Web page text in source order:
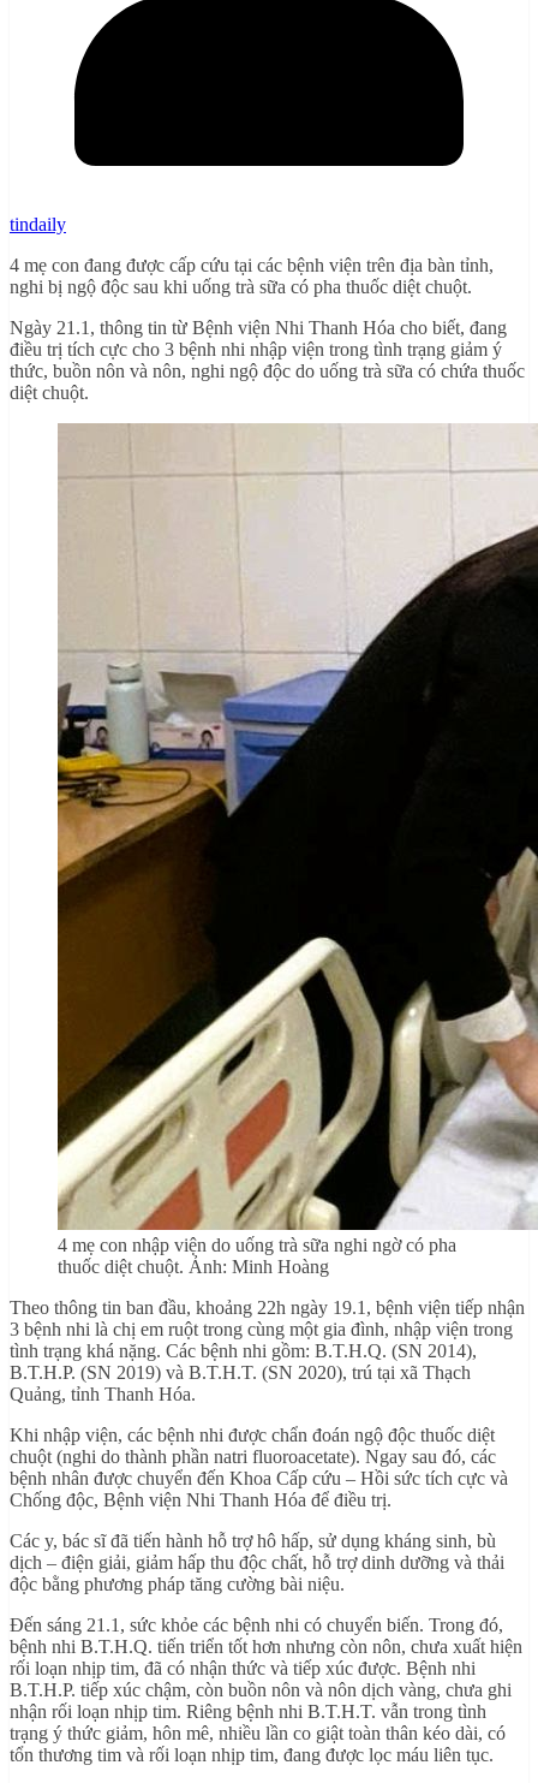
tindaily
4 mẹ con đang được cấp cứu tại các bệnh viện trên địa bàn tỉnh,
nghi bị ngộ độc sau khi uống trà sữa có pha thuốc diệt chuột.
Ngày 21.1, thông tin từ Bệnh viện Nhi Thanh Hóa cho biết, đang
điều trị tích cực cho 3 bệnh nhi nhập viện trong tình trạng giảm ý
thức, buồn nôn và nôn, nghi ngộ độc do uống trà sữa có chứa thuốc
diệt chuột.
4 mẹ con nhập viện do uống trà sữa nghi ngờ có pha
thuốc diệt chuột. Ảnh: Minh Hoàng
Theo thông tin ban đầu, khoảng 22h ngày 19.1, bệnh viện tiếp nhận
3 bệnh nhi là chị em ruột trong cùng một gia đình, nhập viện trong
tình trạng khá nặng. Các bệnh nhi gồm: B.T.H.Q. (SN 2014),
B.T.H.P. (SN 2019) và B.T.H.T. (SN 2020), trú tại xã Thạch
Quảng, tỉnh Thanh Hóa.
Khi nhập viện, các bệnh nhi được chẩn đoán ngộ độc thuốc diệt
chuột (nghi do thành phần natri fluoroacetate). Ngay sau đó, các
bệnh nhân được chuyển đến Khoa Cấp cứu – Hồi sức tích cực và
Chống độc, Bệnh viện Nhi Thanh Hóa để điều trị.
Các y, bác sĩ đã tiến hành hỗ trợ hô hấp, sử dụng kháng sinh, bù
dịch – điện giải, giảm hấp thu độc chất, hỗ trợ dinh dưỡng và thải
độc bằng phương pháp tăng cường bài niệu.
Đến sáng 21.1, sức khỏe các bệnh nhi có chuyển biến. Trong đó,
bệnh nhi B.T.H.Q. tiến triển tốt hơn nhưng còn nôn, chưa xuất hiện
rối loạn nhịp tim, đã có nhận thức và tiếp xúc được. Bệnh nhi
B.T.H.P. tiếp xúc chậm, còn buồn nôn và nôn dịch vàng, chưa ghi
nhận rối loạn nhịp tim. Riêng bệnh nhi B.T.H.T. vẫn trong tình
trạng ý thức giảm, hôn mê, nhiều lần co giật toàn thân kéo dài, có
tổn thương tim và rối loạn nhịp tim, đang được lọc máu liên tục.